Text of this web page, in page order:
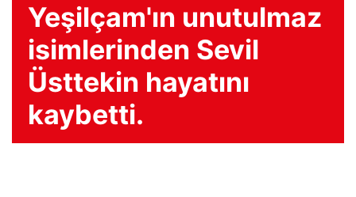
Yeşilçam'ın unutulmaz
isimlerinden Sevil
Üsttekin hayatını
kaybetti.